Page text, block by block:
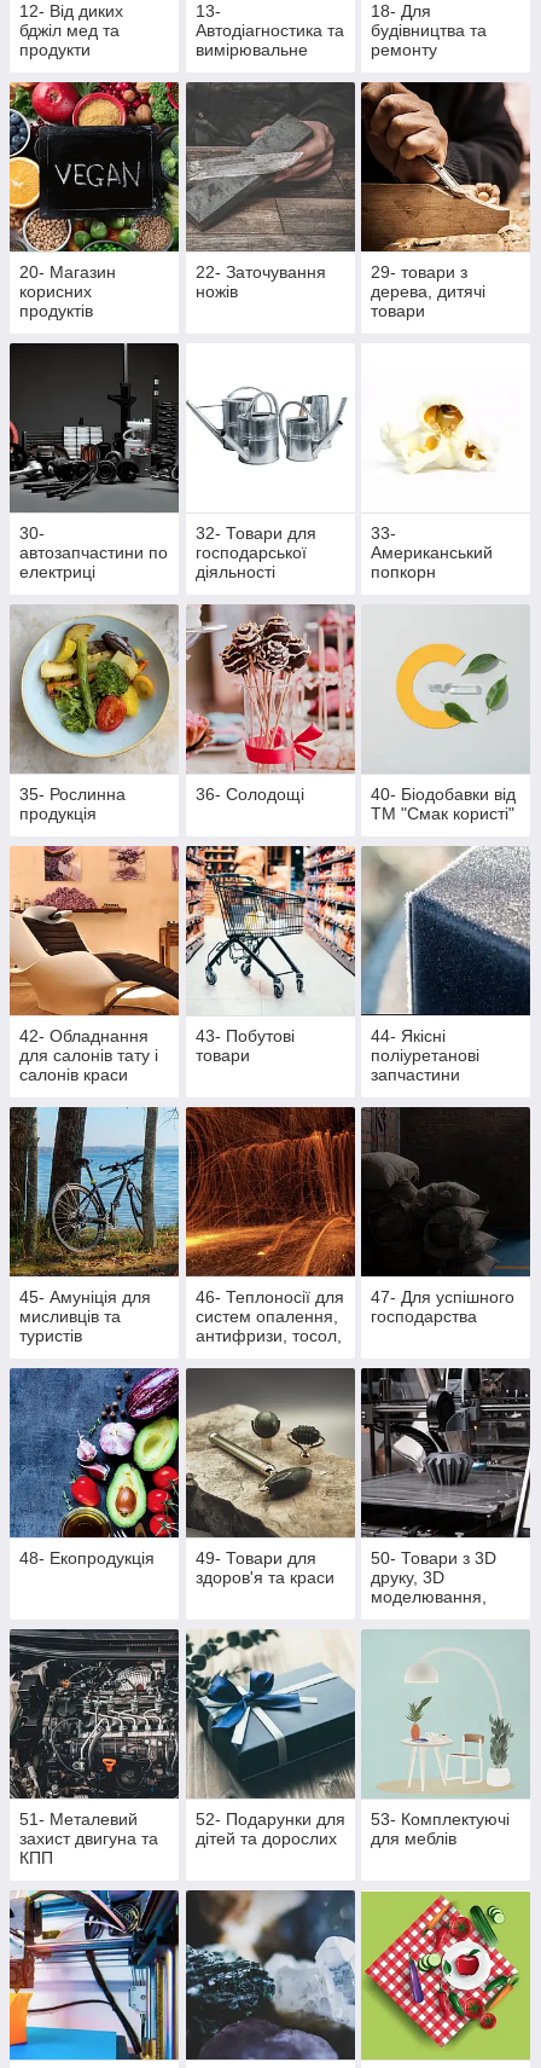
12- Від диких
бджіл мед та
продукти
13-
Автодіагностика та
вимірювальне
18- Для
будівництва та
ремонту
20- Магазин
корисних
продуктів
22- Заточування
ножів
29- товари з
дерева, дитячі
товари
30-
автозапчастини по
електриці
32- Товари для
господарської
діяльності
33-
Американський
попкорн
35- Рослинна
продукція
36- Солодощі
40- Біодобавки від
ТМ "Смак користі"
42- Обладнання
для салонів тату і
салонів краси
43- Побутові
товари
44- Якісні
поліуретанові
запчастини
45- Амуніція для
мисливців та
туристів
46- Теплоносії для
систем опалення,
антифризи, тосол,
багаття, активна
47- Для успішного
господарства
48- Екопродукція
49- Товари для
здоров'я та краси
50- Товари з 3D
друку, 3D
моделювання,
та литті під тиском
51- Металевий
захист двигуна та
КПП
52- Подарунки для
дітей та дорослих
53- Комплектуючі
для меблів